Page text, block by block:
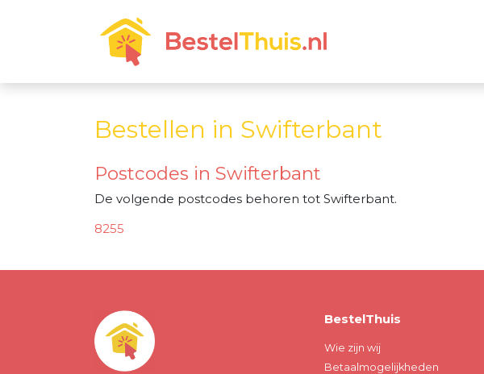
Bestellen in Swifterbant
Postcodes in Swifterbant
De volgende postcodes behoren tot Swifterbant.
8255
BestelThuis
Wie zijn wij
Betaalmogelijkheden